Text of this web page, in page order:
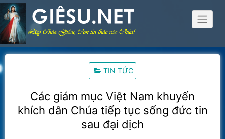
Skip
to
content
TIN TỨC
Các giám mục Việt Nam khuyến
khích dân Chúa tiếp tục sống đức tin
sau đại dịch